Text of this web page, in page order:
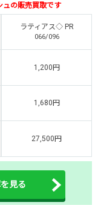
る！
ント開催中
こちら ＞
中！
アド確解放
こちら ＞
の販売買取です
ラティアス◇ PR
066/096
1,200円
1,680円
27,500円
見る